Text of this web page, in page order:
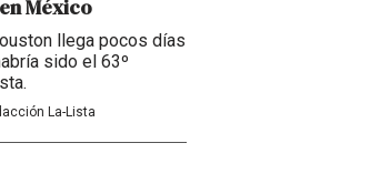
México
llega pocos días
sido el 63º
La-Lista